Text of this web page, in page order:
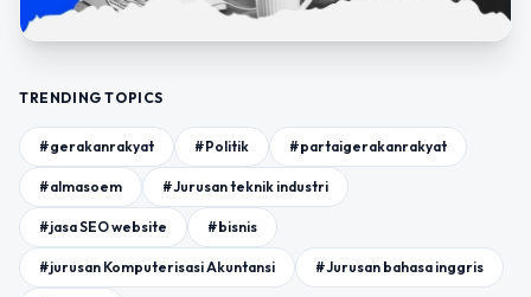
TRENDING TOPICS
#gerakanrakyat #Politik #partaigerakanrakyat
#almasoem #Jurusan teknik industri
#jasa SEO website #bisnis
#jurusan Komputerisasi Akuntansi #Jurusan bahasa inggris